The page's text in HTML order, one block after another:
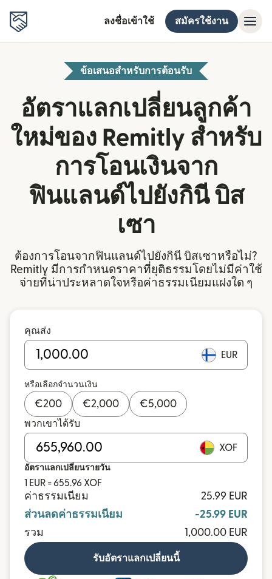
ลงชื่อเข้าใช้ สมัครใช้งาน
ข้อเสนอสำหรับการต้อนรับ
อัตราแลกเปลี่ยนลูกค้า
ใหม่ของ Remitly สำหรับ
การโอนเงินจาก
ฟินแลนด์ไปยังกินี บิส
เซา
ต้องการโอนจากฟินแลนด์ไปยังกินี บิสเซาหรือไม่?
Remitly มีการกำหนดราคาที่ยุติธรรมโดยไม่มีค่าใช้
จ่ายที่น่าประหลาดใจหรือค่าธรรมเนียมแฝงใด ๆ
คุณส่ง
EUR
หรือเลือกจำนวนเงิน
€200 €2,000 €5,000
พวกเขาได้รับ
XOF
อัตราแลกเปลี่ยนรายวัน
1 EUR = 655.96 XOF
ค่าธรรมเนียม
25.99 EUR
ส่วนลดค่าธรรมเนียม
-25.99 EUR
รวม
1,000.00 EUR
รับอัตราแลกเปลี่ยนนี้